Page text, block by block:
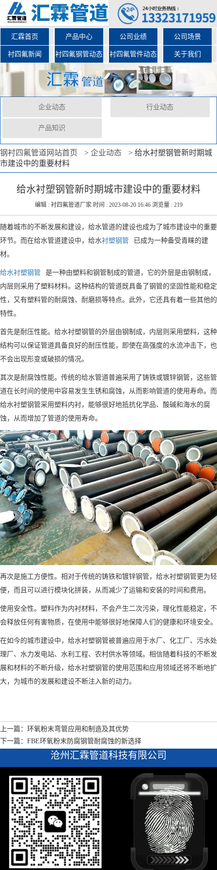
汇霖首页 产品中心 公司业绩 公司场景
衬四氟新闻 衬四氟钢管动态 衬四氟管件动态 关于我们
企业动态 行业动态
产品知识
钢衬四氟管道网站首页 > 企业动态 > 给水衬塑钢管新时期城
市建设中的重要材料
给水衬塑钢管新时期城市建设中的重要材料
编辑 : 衬四氟管道厂家 时间 : 2023-08-20 16:46 浏览量 : 219
随着城市的不断发展和建设，给水管道的建设也成为了城市建设中的重要
环节。而在给水管道建设中，给水衬塑钢管
已成为一种备受青睐的建
材。
给水衬塑钢管
是一种由塑料和钢管制成的管道，它的外层是由钢制成，
内层则采用了塑料材料。这种结构的管道既具备了钢管的坚固性能和稳定
性，又有塑料管的耐腐蚀、耐磨损等特点。此外，它还具有着一些其他的
特性。
首先是耐压性能。给水衬塑钢管的外层由钢制成，内层则采用塑料，这种
结构可以保证管道具备良好的耐压性能，即使在高强度的水流冲击下，也
不会出现形变或破损的情况。
其次是耐腐蚀性能。传统的给水管道普遍采用了铸铁或镀锌钢管，这些管
道在长时间的使用中容易发生生锈和腐蚀，从而影响管道的使用寿命。而
给水衬塑钢管采用塑料内衬，能够很好地抵抗化学品、酸碱和海水的腐
蚀，从而增加了管道的使用寿命。
再次是施工方便性。相对于传统的铸铁和镀锌钢管，给水衬塑钢管更为轻
便，而且可以进行模块化拼装，从而减少了运输和安装的时间和费用。
使用安全性。塑料作为内衬材料，不会产生二次污染，理化性能稳定，不
会释放任何有害物质，在使用中能够很好地保障人们的健康和环境安全。
在如今的城市建设中，给水衬塑钢管被普遍应用于水厂、化工厂、污水处
理厂、水力发电站、水利工程、农村供水等领域。相信随着科技的不断发
展和材料的不断升级，给水衬塑钢管的使用范围和应用领域还将不断地扩
大，为城市的发展和建设不断注入新的动力。
上一篇：环氧粉末弯管应用和制造及其优势
下一篇：FBE环氧粉末防腐钢管耐腐蚀的新选择
沧州汇霖管道科技有限公司